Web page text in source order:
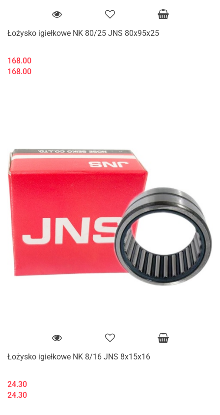
Łożysko igiełkowe NK 80/25 JNS 80x95x25
168.00
168.00
Łożysko igiełkowe NK 8/16 JNS 8x15x16
24.30
24.30